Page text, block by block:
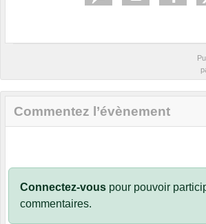
Commentez l’évènement
Connectez-vous pour pouvoir
commentaires.